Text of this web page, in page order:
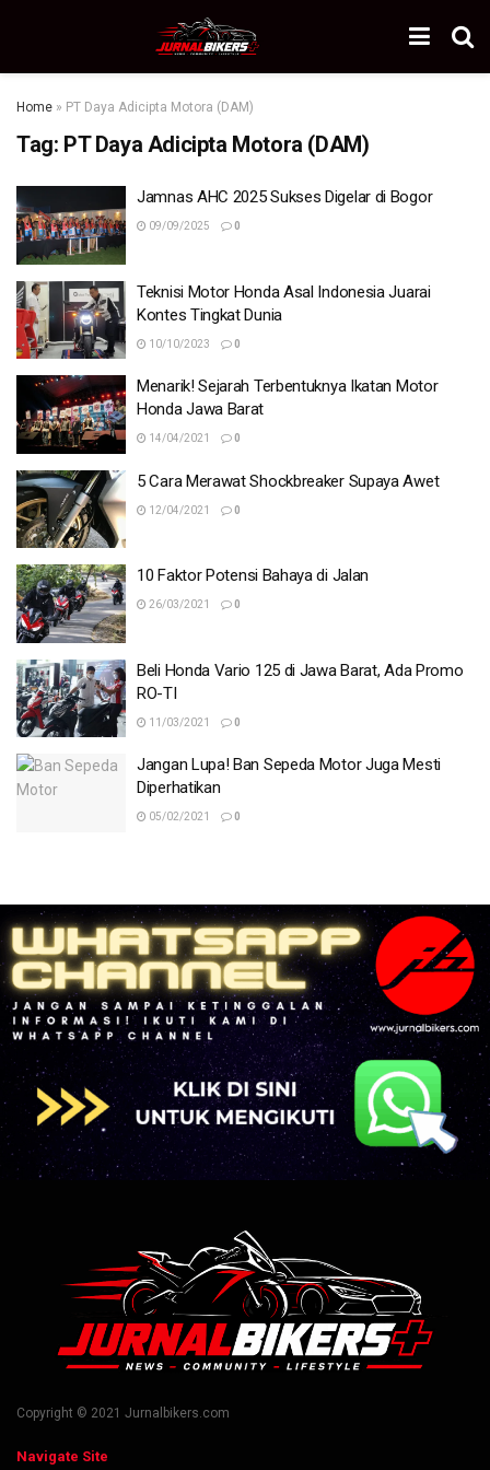
Home » PT Daya Adicipta Motora (DAM)
Tag: PT Daya Adicipta Motora (DAM)
Jamnas AHC 2025 Sukses Digelar di Bogor
09/09/2025 0
Teknisi Motor Honda Asal Indonesia Juarai
Kontes Tingkat Dunia
10/10/2023 0
Menarik! Sejarah Terbentuknya Ikatan Motor
Honda Jawa Barat
14/04/2021 0
5 Cara Merawat Shockbreaker Supaya Awet
12/04/2021 0
10 Faktor Potensi Bahaya di Jalan
26/03/2021 0
Beli Honda Vario 125 di Jawa Barat, Ada Promo
RO-TI
11/03/2021 0
Jangan Lupa! Ban Sepeda Motor Juga Mesti
Diperhatikan
05/02/2021 0
Copyright © 2021 Jurnalbikers.com
Navigate Site